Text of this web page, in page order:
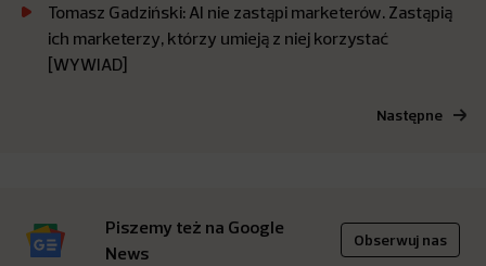
Tomasz Gadziński: AI nie zastąpi marketerów. Zastąpią
ich marketerzy, którzy umieją z niej korzystać
[WYWIAD]
Następne
Piszemy też na Google
News
Obserwuj nas